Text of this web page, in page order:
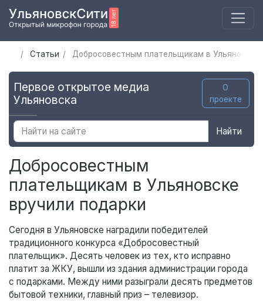
Статьи Добросовестным плательщикам в Ульяновске
Первое открытое медиа
Ульяновска
О
проекте
Найти
Добросовестным
плательщикам в Ульяновске
вручили подарки
Сегодня в Ульяновске наградили победителей
традиционного конкурса «Добросовестный
плательщик». Десять человек из тех, кто исправно
платит за ЖКУ, вышли из здания администрации города
с подарками. Между ними разыграли десять предметов
бытовой техники, главный приз – телевизор.